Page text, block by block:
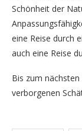
Schönheit der
eine Reise durch
auch eine Reise
Bis zum
verborgenen